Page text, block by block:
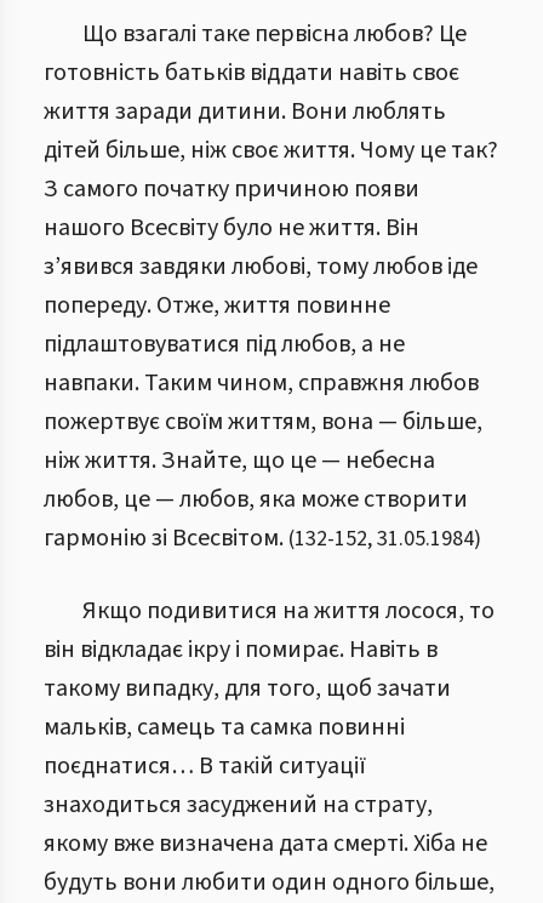
Що взагалі таке первісна любов? Це
готовність батьків віддати навіть своє
життя заради дитини. Вони люблять
дітей більше, ніж своє життя. Чому це так?
З самого початку причиною появи
нашого Всесвіту було не життя. Він
з’явився завдяки любові, тому любов іде
попереду. Отже, життя повинне
підлаштовуватися під любов, а не
навпаки. Таким чином, справжня любов
пожертвує своїм життям, вона — більше,
ніж життя. Знайте, що це — небесна
любов, це — любов, яка може створити
гармонію зі Всесвітом. (132-152,31.05.1984)
Якщо подивитися на життя лосося, то
він відкладає ікру і помирає. Навіть в
такому випадку, для того, щоб зачати
мальків, самець та самка повинні
поєднатися… В такій ситуації
знаходиться засуджений на страту,
якому вже визначена дата смерті. Хіба не
будуть вони любити один одного більше,